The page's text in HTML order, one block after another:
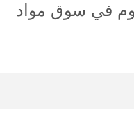
في سوق مواد